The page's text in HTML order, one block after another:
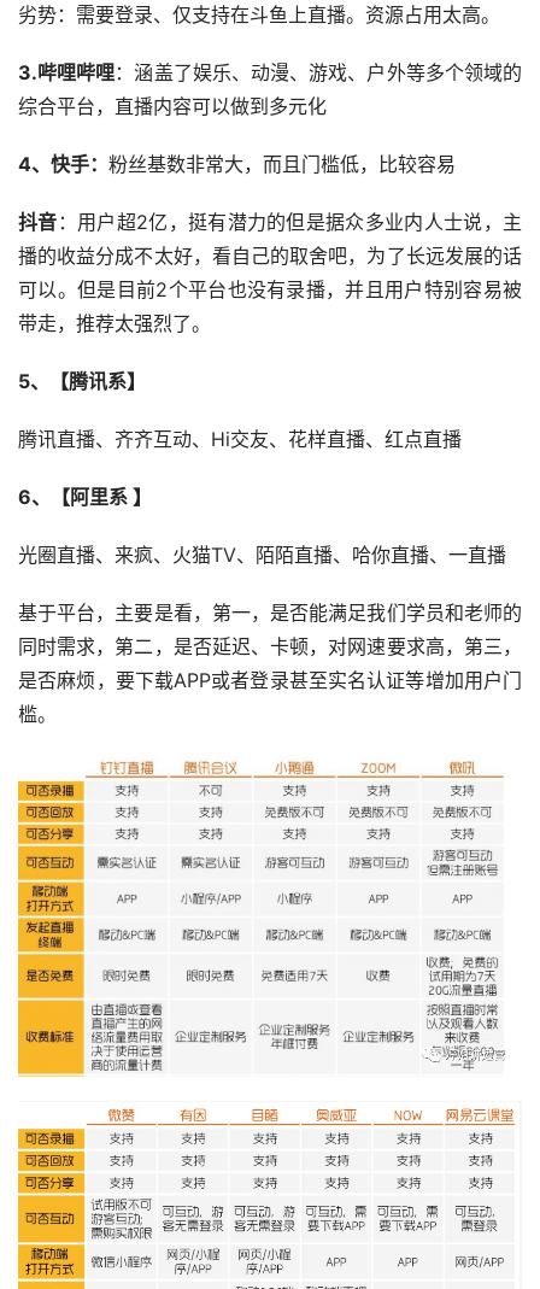
劣势：需要登录、仅支持在斗鱼上直播。资源占用太高。
3.哔哩哔哩：涵盖了娱乐、动漫、游戏、户外等多个领域的
综合平台，直播内容可以做到多元化
4、快手： 粉丝基数非常大，而且门槛低，比较容易
抖音 ：用户超2亿，挺有潜力的但是据众多业内人士说，主
播的收益分成不太好，看自己的取舍吧，为了长远发展的话
可以。但是目前2个平台也没有录播，并且用户特别容易被
带走，推荐太强烈了。
5、【腾讯系】
腾讯直播、齐齐互动、Hi交友、花样直播、红点直播
6、【阿里系 】
光圈直播、来疯、火猫TV、陌陌直播、哈你直播、一直播
基于平台，主要是看，第一，是否能满足我们学员和老师的
同时需求，第二，是否延迟、卡顿，对网速要求高，第三，
是否麻烦，要下载APP或者登录甚至实名认证等增加用户门
槛。